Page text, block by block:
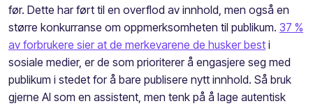
før. Dette har ført til en overflod av innhold, men også en
større konkurranse om oppmerksomheten til publikum. 37 %
av forbrukere sier at de merkevarene de husker best i
sosiale medier, er de som prioriterer å engasjere seg med
publikum i stedet for å bare publisere nytt innhold. Så bruk
gjerne AI som en assistent, men tenk på å lage autentisk